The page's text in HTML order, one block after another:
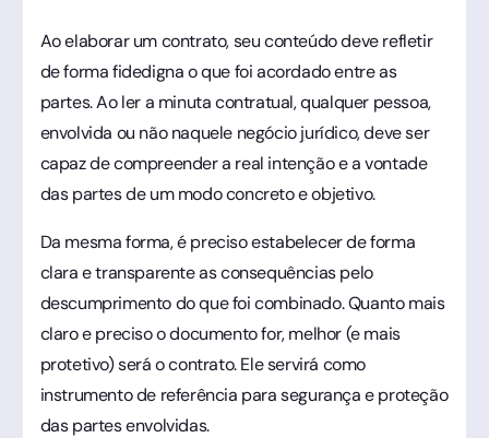
Ao elaborar um contrato, seu conteúdo deve refletir
de forma fidedigna o que foi acordado entre as
partes. Ao ler a minuta contratual, qualquer pessoa,
envolvida ou não naquele negócio jurídico, deve ser
capaz de compreender a real intenção e a vontade
das partes de um modo concreto e objetivo.
Da mesma forma, é preciso estabelecer de forma
clara e transparente as consequências pelo
descumprimento do que foi combinado. Quanto mais
claro e preciso o documento for, melhor (e mais
protetivo) será o contrato. Ele servirá como
instrumento de referência para segurança e proteção
das partes envolvidas.